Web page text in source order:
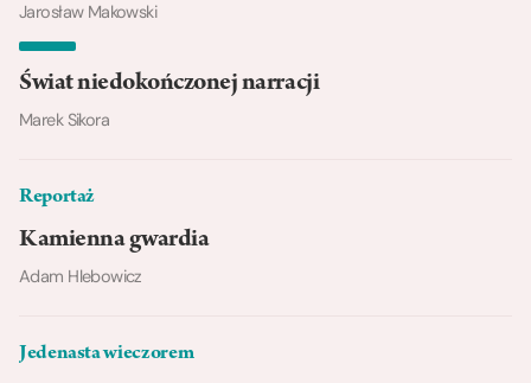
Jarosław Makowski
Świat niedokończonej narracji
Marek Sikora
Reportaż
Kamienna gwardia
Adam Hlebowicz
Jedenasta wieczorem